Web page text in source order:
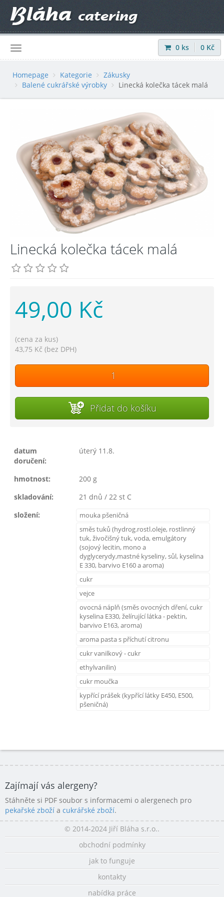
Přihlásit |Registrovat
0 ks 0 Kč
Homepage Kategorie
Zákusky
Balené cukrářské výrobky
Linecká kolečka tácek malá
Linecká kolečka tácek malá
49,00 Kč
(cena za kus)
43,75 Kč (bez DPH)
Přidat do košíku
datum
doručení:
úterý 11.8.
hmotnost:
200 g
skladování:
21 dnů / 22 st C
složení:
mouka pšeničná
směs tuků (hydrog.rostl.oleje, rostlinný
tuk, živočišný tuk, voda, emulgátory
(sojový lecitin, mono a
dyglycerydy,mastné kyseliny, sůl, kyselina
E 330, barvivo E160 a aroma)
cukr
vejce
ovocná náplň (směs ovocných dření, cukr
kyselina E330, želírující látka - pektin,
barvivo E163, aroma)
aroma pasta s příchutí citronu
cukr vanilkový - cukr
ethylvanilin)
cukr moučka
kypřící prášek (kypřící látky E450, E500,
pšeničná)
Zajímají vás alergeny?
Stáhněte si PDF soubor s informacemi o alergenech pro
pekařské zboží a cukrářské zboží.
© 2014-2024 Jiří Bláha s.r.o..
obchodní podmínky
jak to funguje
kontakty
nabídka práce